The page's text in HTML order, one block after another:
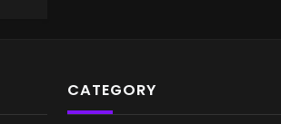
CATEGORY